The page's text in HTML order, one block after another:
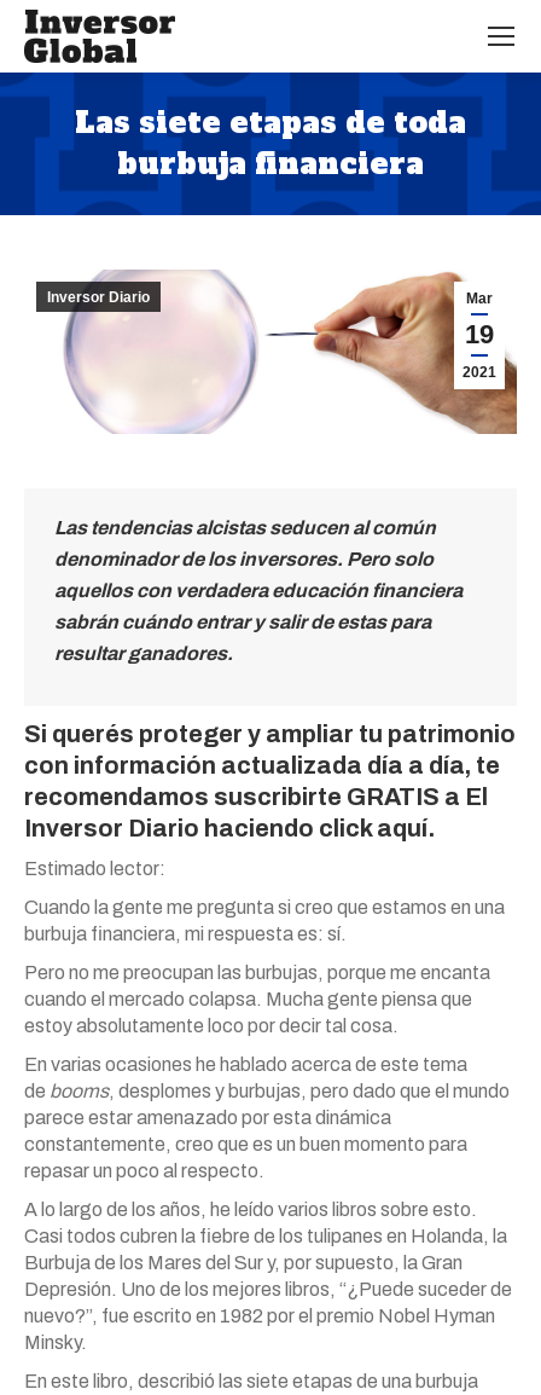
Las siete etapas de toda
burbuja financiera
Estás aquí:
Mar
19
2021
Inversor Diario
Las tendencias alcistas seducen al común
denominador de los inversores. Pero solo
aquellos con verdadera educación financiera
sabrán cuándo entrar y salir de estas para
resultar ganadores.
Si querés proteger y ampliar tu patrimonio
con información actualizada día a día, te
recomendamos suscribirte GRATIS a El
Inversor Diario haciendo click aquí.
Estimado lector:
Cuando la gente me pregunta si creo que estamos en una
burbuja financiera, mi respuesta es: sí.
Pero no me preocupan las burbujas, porque me encanta
cuando el mercado colapsa. Mucha gente piensa que
estoy absolutamente loco por decir tal cosa.
En varias ocasiones he hablado acerca de este tema
de booms, desplomes y burbujas, pero dado que el mundo
parece estar amenazado por esta dinámica
constantemente, creo que es un buen momento para
repasar un poco al respecto.
A lo largo de los años, he leído varios libros sobre esto.
Casi todos cubren la fiebre de los tulipanes en Holanda, la
Burbuja de los Mares del Sur y, por supuesto, la Gran
Depresión. Uno de los mejores libros, “¿Puede suceder de
nuevo?”, fue escrito en 1982 por el premio Nobel Hyman
Minsky.
En este libro, describió las siete etapas de una burbuja